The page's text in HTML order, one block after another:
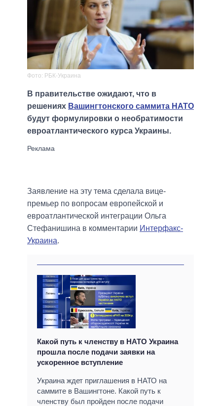
Фото: РБК-Украина
В правительстве ожидают, что в
решениях Вашингтонского саммита НАТО
будут формулировки о необратимости
евроатлантического курса Украины.
Заявление на эту тема сделала вице-
премьер по вопросам европейской и
евроатлантической интеграции Ольга
Стефанишина в комментарии Интерфакс-
Украина.
Какой путь к членству в НАТО Украина
прошла после подачи заявки на
ускоренное вступление
Украина ждет приглашения в НАТО на
саммите в Вашингтоне. Какой путь к
членству был пройден после подачи